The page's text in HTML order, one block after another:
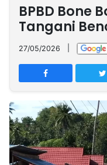
Nasional
International
Olahraga
Entertainment
Daerah
Pariwisata
Kuliner
Kolom
Network
PT
TREETAN
MULTIMEDIA
INDONESIA
Partner
BPBD Bone
Tangani
27/05/2026